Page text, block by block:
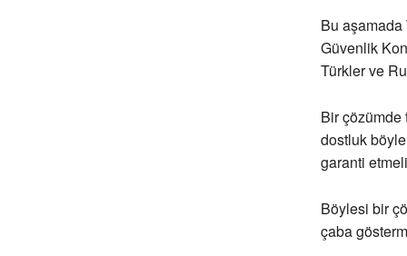
Bu aşamada
Güvenlik
Türkler ve
Bir çözümde
dostluk
garanti
Böylesi bir
çaba